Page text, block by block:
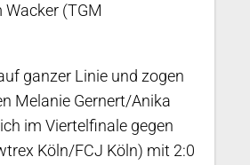
(TGM
ganzer Linie und zogen
Melanie Gernert/Anika
im Viertelfinale gegen
Köln/FCJ Köln) mit 2:0